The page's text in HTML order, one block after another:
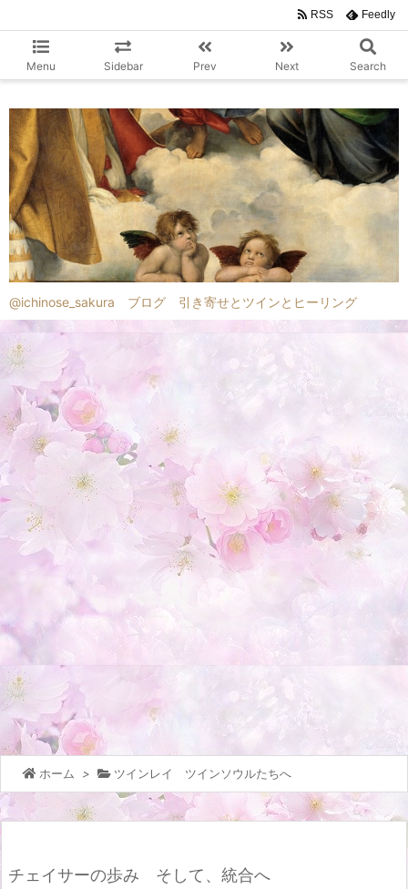
Menu Sidebar Prev Next Search
RSS Feedly
@ichinose_sakura ブログ 引き寄せとツインとヒーリング
ホーム > ツインレイ ツインソウルたちへ
チェイサーの歩み そして、統合へ